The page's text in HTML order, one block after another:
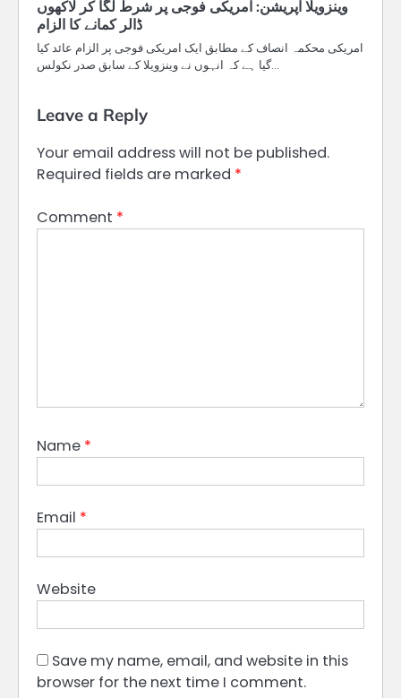
وینزویلا آپریشن: امریکی فوجی پر شرط لگا کر لاکھوں
ڈالر کمانے کا الزام
امریکی محکمہ انصاف کے مطابق ایک امریکی فوجی پر الزام عائد کیا
گیا ہے کہ انہوں نے وینزویلا کے سابق صدر نکولس…
Leave a Reply
Your email address will not be published.
Required fields are marked *
Comment *
Name *
Email *
Website
Save my name, email, and website in this
browser for the next time I comment.